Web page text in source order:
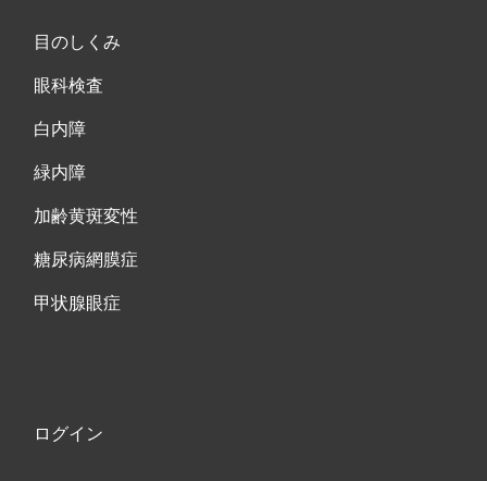
目のしくみ
眼科検査
白内障
緑内障
加齢黄斑変性
糖尿病網膜症
甲状腺眼症
ログイン